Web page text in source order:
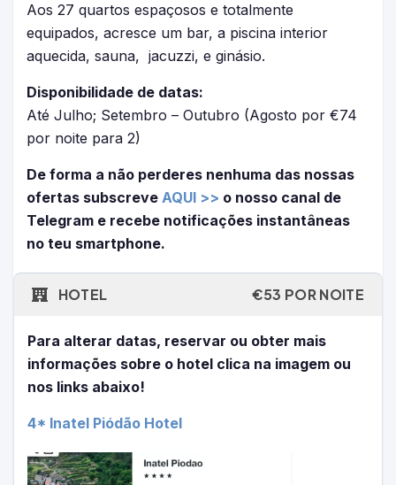
Aos 27 quartos espaçosos e totalmente
equipados, acresce um bar, a piscina interior
aquecida, sauna, jacuzzi, e ginásio.
Disponibilidade de datas:
Até Julho; Setembro – Outubro (Agosto por €74
por noite para 2)
De forma a não perderes nenhuma das nossas
ofertas subscreve AQUI >> o nosso canal de
Telegram e recebe notificações instantâneas
no teu smartphone.
HOTEL €53 POR NOITE
Para alterar datas, reservar ou obter mais
informações sobre o hotel clica na imagem ou
nos links abaixo!
4* Inatel Piódão Hotel